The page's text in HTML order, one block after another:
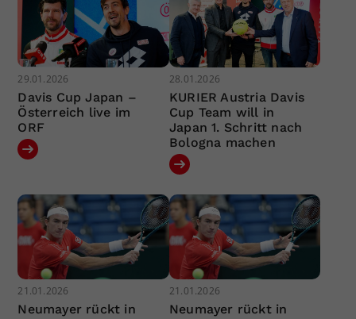
29.01.2026
Davis Cup Japan –
Österreich live im
ORF
28.01.2026
KURIER Austria Davis
Cup Team will in
Japan 1. Schritt nach
Bologna machen
21.01.2026
Neumayer rückt in
21.01.2026
Neumayer rückt in